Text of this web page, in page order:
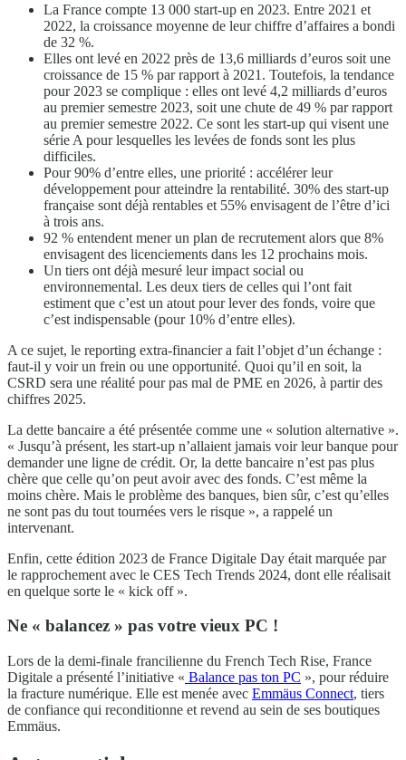
La France compte 13 000 start-up en 2023. Entre 2021 et
2022, la croissance moyenne de leur chiffre d’affaires a bondi
de 32 %.
Elles ont levé en 2022 près de 13,6 milliards d’euros soit une
croissance de 15 % par rapport à 2021. Toutefois, la tendance
pour 2023 se complique : elles ont levé 4,2 milliards d’euros
au premier semestre 2023, soit une chute de 49 % par rapport
au premier semestre 2022. Ce sont les start-up qui visent une
série A pour lesquelles les levées de fonds sont les plus
difficiles.
Pour 90% d’entre elles, une priorité : accélérer leur
développement pour atteindre la rentabilité. 30% des start-up
française sont déjà rentables et 55% envisagent de l’être d’ici
à trois ans.
92 % entendent mener un plan de recrutement alors que 8%
envisagent des licenciements dans les 12 prochains mois.
Un tiers ont déjà mesuré leur impact social ou
environnemental. Les deux tiers de celles qui l’ont fait
estiment que c’est un atout pour lever des fonds, voire que
c’est indispensable (pour 10% d’entre elles).
A ce sujet, le reporting extra-financier a fait l’objet d’un échange :
faut-il y voir un frein ou une opportunité. Quoi qu’il en soit, la
CSRD sera une réalité pour pas mal de PME en 2026, à partir des
chiffres 2025.
La dette bancaire a été présentée comme une « solution alternative ».
« Jusqu’à présent, les start-up n’allaient jamais voir leur banque pour
demander une ligne de crédit. Or, la dette bancaire n’est pas plus
chère que celle qu’on peut avoir avec des fonds. C’est même la
moins chère. Mais le problème des banques, bien sûr, c’est qu’elles
ne sont pas du tout tournées vers le risque », a rappelé un
intervenant.
Enfin, cette édition 2023 de France Digitale Day était marquée par
le rapprochement avec le CES Tech Trends 2024, dont elle réalisait
en quelque sorte le « kick off ».
Ne « balancez » pas votre vieux PC !
Lors de la demi-finale francilienne du French Tech Rise, France
Digitale a présenté l’initiative « Balance pas ton PC », pour réduire
la fracture numérique. Elle est menée avec Emmäus Connect, tiers
de confiance qui reconditionne et revend au sein de ses boutiques
Emmäus.